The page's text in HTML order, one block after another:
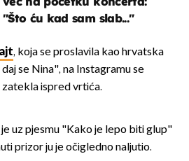
"Što ću kad sam slab..."
, koja se proslavila kao hrvatska
se Nina", na Instagramu se
ispred vrtića.
uz pjesmu "Kako je lepo biti glup"
prizor ju je očigledno naljutio.